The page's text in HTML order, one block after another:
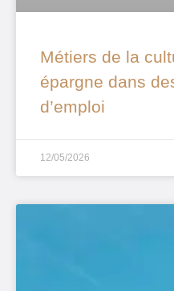
Métiers de la
épargne dans
d’emploi
12/05/2026